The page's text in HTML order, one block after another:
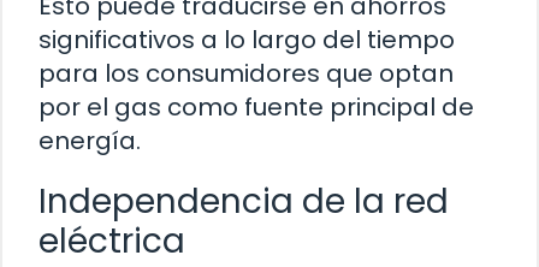
significativos a lo largo del tiempo
para los consumidores que optan
por el gas como fuente principal de
energía.
Independencia de la red
eléctrica